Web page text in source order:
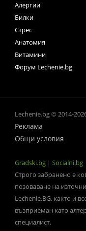
Алергии
Билки
Стрес
Анатомия
Витамини
Форум Lechenie.bg
Lechenie.bg © 2014-
Реклама
Общи условия
Gradski.bg | Socialni.bg
Строго забранено е
позоваване на
Lechenie.BG, както и
възприеман като
специалист.